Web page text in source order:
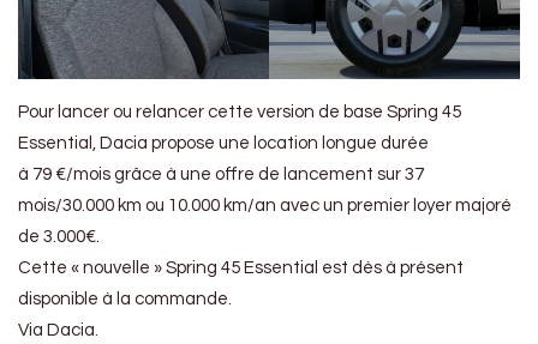
Pour lancer ou relancer cette version de base Spring 45
Essential, Dacia propose une location longue durée
à 79 €/mois grâce à une offre de lancement sur 37
mois/30.000 km ou 10.000 km/an avec un premier loyer majoré
de 3.000€.
Cette « nouvelle » Spring 45 Essential est dès à présent
disponible à la commande.
Via Dacia.